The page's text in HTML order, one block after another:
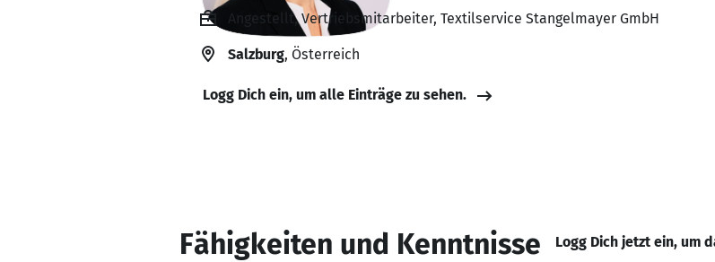
Angestellt, Vertriebsmitarbeiter, Textilservice Stangelmayer GmbH
Salzburg, Österreich
Logg Dich ein, um alle Einträge zu sehen.
Fähigkeiten und Kenntnisse Logg Dich jetzt ein, um